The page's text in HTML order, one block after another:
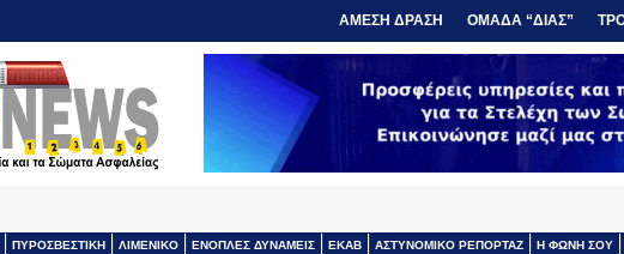
ΑΜΕΣΗ ΔΡΑΣΗ ΟΜΑΔΑ “ΔΙΑΣ”
ΠΥΡΟΣΒΕΣΤΙΚΗ ΛΙΜΕΝΙΚΟ ΕΝΟΠΛΕΣ ΔΥΝΑΜΕΙΣ ΕΚΑΒ ΑΣΤΥΝΟΜΙΚΟ ΡΕΠΟΡΤΑΖ Η ΦΩΝΗ ΣΟΥ